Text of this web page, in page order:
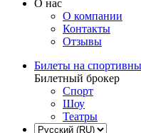
О нас
О компании
Контакты
Отзывы
Билеты на
Билетный брокер
Спорт
Шоу
Театры